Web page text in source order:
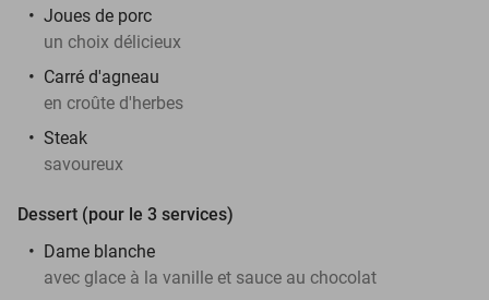
Joues de porc
un choix délicieux
Carré d'agneau
en croûte d'herbes
Steak
savoureux
Dessert (pour le 3 services)
Dame blanche
avec glace à la vanille et sauce au chocolat